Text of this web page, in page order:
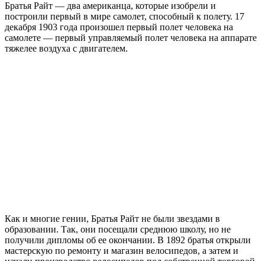
Братья Райт — два американца, которые изобрели и
построили первый в мире самолет, способный к полету. 17
декабря 1903 года произошел первый полет человека на
самолете — первый управляемый полет человека на аппарате
тяжелее воздуха с двигателем.
Как и многие гении, Братья Райт не были звездами в
образовании. Так, они посещали среднюю школу, но не
получили дипломы об ее окончании. В 1892 братья открыли
мастерскую по ремонту и магазин велосипедов, а затем и